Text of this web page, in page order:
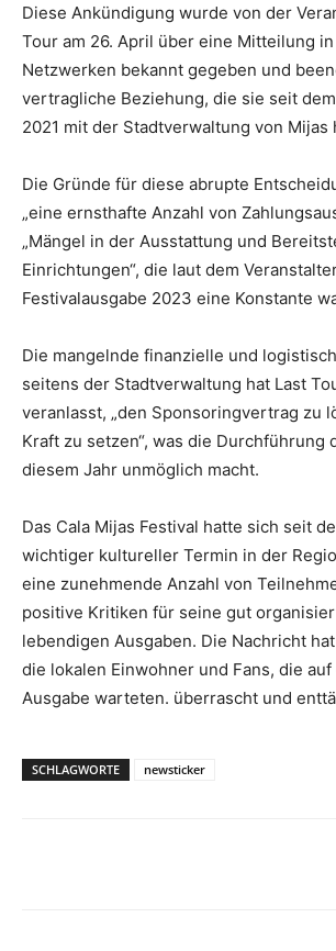
Diese Ankündigung wurde von der
Tour am 26. April über eine Mitteilung
Netzwerken bekannt gegeben und
vertragliche Beziehung, die sie seit
2021 mit der Stadtverwaltung von Mijas
Die Gründe für diese abrupte
„eine ernsthafte Anzahl von
„Mängel in der Ausstattung und
Einrichtungen“, die laut dem
Festivalausgabe 2023 eine Konstante
Die mangelnde finanzielle und
seitens der Stadtverwaltung hat Last
veranlasst, „den Sponsoringvertrag zu
Kraft zu setzen“, was die Durchführung
diesem Jahr unmöglich macht.
Das Cala Mijas Festival hatte sich seit
wichtiger kultureller Termin in der
eine zunehmende Anzahl von
positive Kritiken für seine gut
lebendigen Ausgaben. Die Nachricht
die lokalen Einwohner und Fans, die
Ausgabe warteten. überrascht und
SCHLAGWORTE newsticker